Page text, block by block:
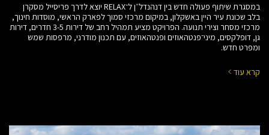
במסגרת שיתוף פעולה חדש בין דנהנדל״ן ל־RELAX יוצא לדרך פריסייל מסקרן
בלב שכונת עיר היין באשקלון, במיקום מרכזי סמוך לפארק הראשי, מוסדות חינוך,
מרכזי מסחר וצירי תנועה. הפרויקט מציע תמהיל רחב של דירות 3-5 חדרים, דירות
גן, דופלקסים, מיני־פנטהאוזים ופנטהאוזים, עם תכנון מודרני, מרפסות שמש
ומפרט חדש.
קרא עוד